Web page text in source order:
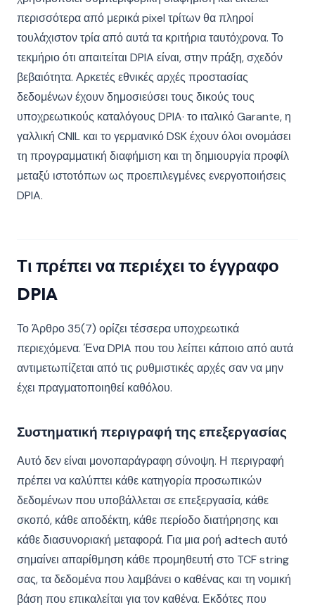
περισσότερα από μερικά pixel τρίτων θα πληροί
τουλάχιστον τρία από αυτά τα κριτήρια ταυτόχρονα. Το
τεκμήριο ότι απαιτείται DPIA είναι, στην πράξη, σχεδόν
βεβαιότητα. Αρκετές εθνικές αρχές προστασίας
δεδομένων έχουν δημοσιεύσει τους δικούς τους
υποχρεωτικούς καταλόγους DPIA· το ιταλικό Garante, η
γαλλική CNIL και το γερμανικό DSK έχουν όλοι ονομάσει
τη προγραμματική διαφήμιση και τη δημιουργία προφίλ
μεταξύ ιστοτόπων ως προεπιλεγμένες ενεργοποιήσεις
DPIA.
Τι πρέπει να περιέχει το έγγραφο
DPIA
Το Άρθρο 35(7) ορίζει τέσσερα υποχρεωτικά
περιεχόμενα. Ένα DPIA που του λείπει κάποιο από αυτά
αντιμετωπίζεται από τις ρυθμιστικές αρχές σαν να μην
έχει πραγματοποιηθεί καθόλου.
Συστηματική περιγραφή της επεξεργασίας
Αυτό δεν είναι μονοπαράγραφη σύνοψη. Η περιγραφή
πρέπει να καλύπτει κάθε κατηγορία προσωπικών
δεδομένων που υποβάλλεται σε επεξεργασία, κάθε
σκοπό, κάθε αποδέκτη, κάθε περίοδο διατήρησης και
κάθε διασυνοριακή μεταφορά. Για μια ροή adtech αυτό
σημαίνει απαρίθμηση κάθε προμηθευτή στο TCF string
σας, τα δεδομένα που λαμβάνει ο καθένας και τη νομική
βάση που επικαλείται για τον καθένα. Εκδότες που